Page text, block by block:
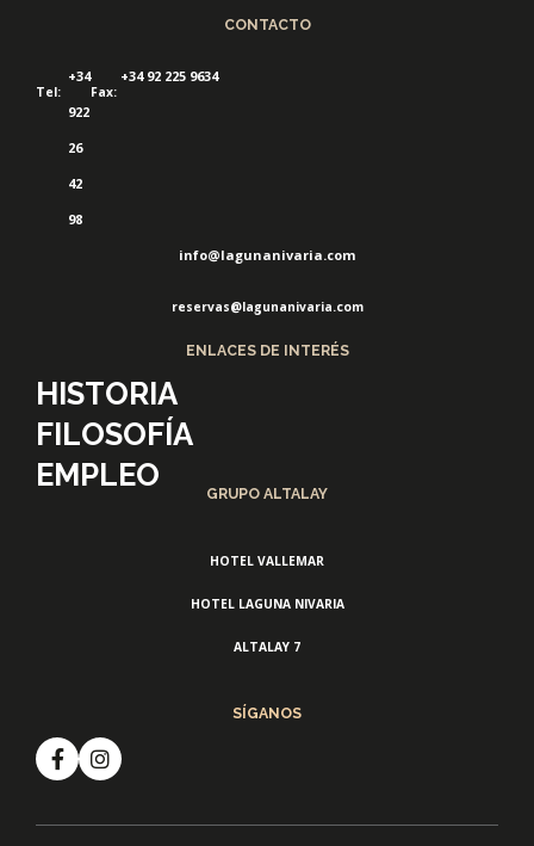
CONTACTO
Tel:
+34
922
26
42
98
Fax:
+34 92 225 9634
info@lagunanivaria.com
reservas@lagunanivaria.com
ENLACES DE INTERÉS
HISTORIA
FILOSOFÍA
EMPLEO
GRUPO ALTALAY
HOTEL VALLEMAR
HOTEL LAGUNA NIVARIA
ALTALAY 7
SÍGANOS